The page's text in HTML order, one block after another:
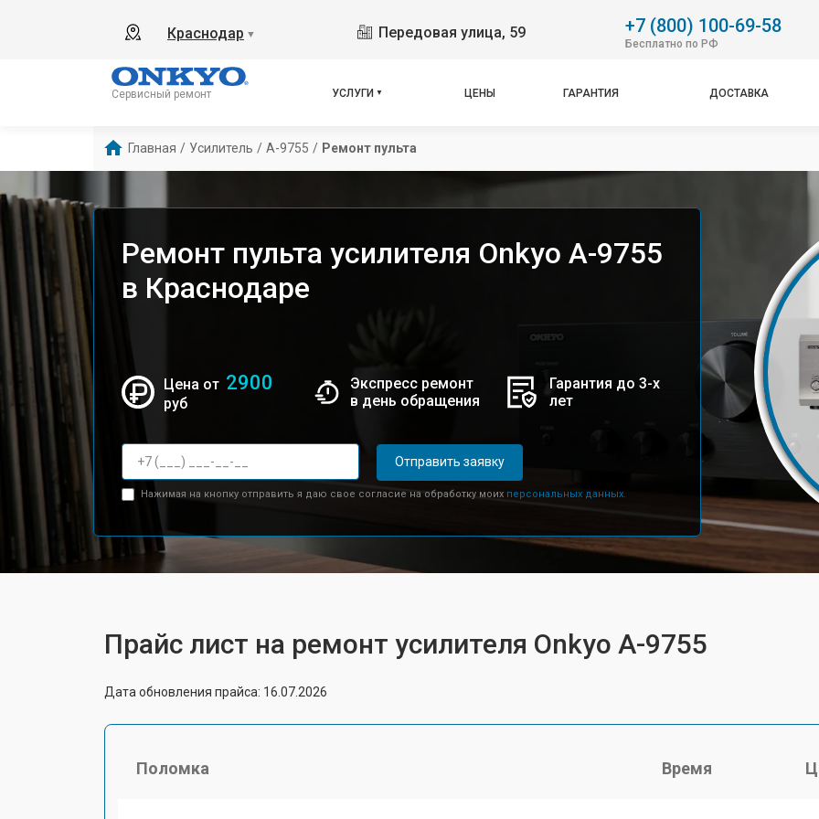
Краснодар ▼ Передовая улица, 59 +7 (800) 100-69-58
Бесплатно по РФ
Сервисный ремонт УСЛУГИ ЦЕНЫ ГАРАНТИЯ ДОСТАВКА
Главная / Усилитель / A-9755 / Ремонт пульта
Ремонт пульта усилителя Onkyo A-9755
в Краснодаре
Цена от 2900
руб
Экспресс ремонт
в день обращения
Гарантия до 3-х
лет
Отправить заявку
Нажимая на кнопку отправить я даю свое согласие на обработку моих персональных данных.
Прайс лист на ремонт усилителя Onkyo A-9755
Дата обновления прайса: 16.07.2026
Поломка Время